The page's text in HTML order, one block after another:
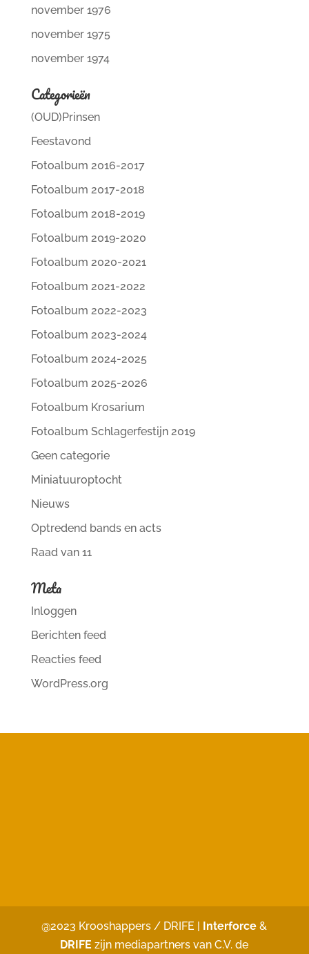
november 1976
november 1975
november 1974
Categorieën
(OUD)Prinsen
Feestavond
Fotoalbum 2016-2017
Fotoalbum 2017-2018
Fotoalbum 2018-2019
Fotoalbum 2019-2020
Fotoalbum 2020-2021
Fotoalbum 2021-2022
Fotoalbum 2022-2023
Fotoalbum 2023-2024
Fotoalbum 2024-2025
Fotoalbum 2025-2026
Fotoalbum Krosarium
Fotoalbum Schlagerfestijn 2019
Geen categorie
Miniatuuroptocht
Nieuws
Optredend bands en acts
Raad van 11
Meta
Inloggen
Berichten feed
Reacties feed
WordPress.org
@2023 Krooshappers / DRIFE | Interforce&
DRIFE zijn mediapartners van C.V. de